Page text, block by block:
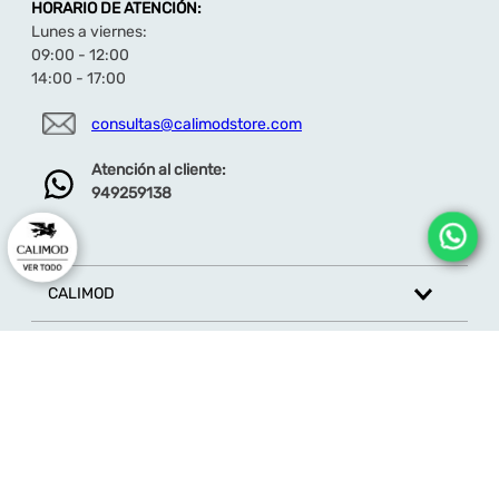
HORARIO DE ATENCIÓN:
Lunes a viernes:
09:00 - 12:00
14:00 - 17:00
consultas@calimodstore.com
Atención al cliente:
949259138
CALIMOD